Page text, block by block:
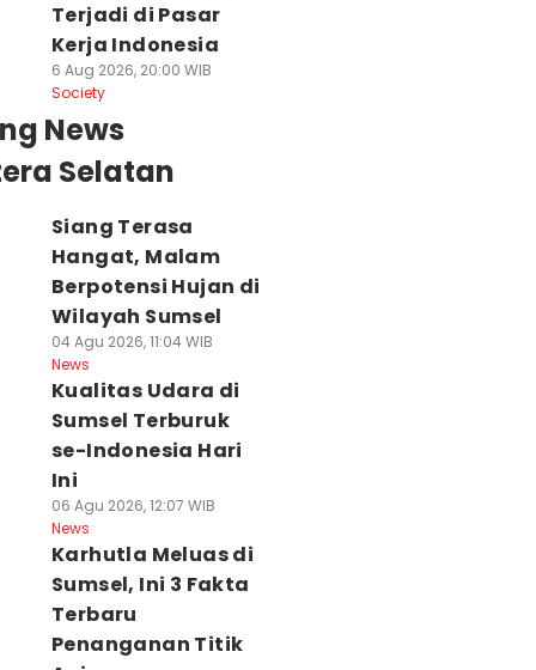
Terjadi di Pasar
Kerja Indonesia
6 Aug 2026, 20:00 WIB
Society
News
Selatan
Siang Terasa
Hangat, Malam
Berpotensi Hujan di
Wilayah Sumsel
04 Agu 2026, 11:04 WIB
News
Kualitas Udara di
Sumsel Terburuk
se-Indonesia Hari
Ini
06 Agu 2026, 12:07 WIB
News
Karhutla Meluas di
Sumsel, Ini 3 Fakta
Terbaru
Penanganan Titik